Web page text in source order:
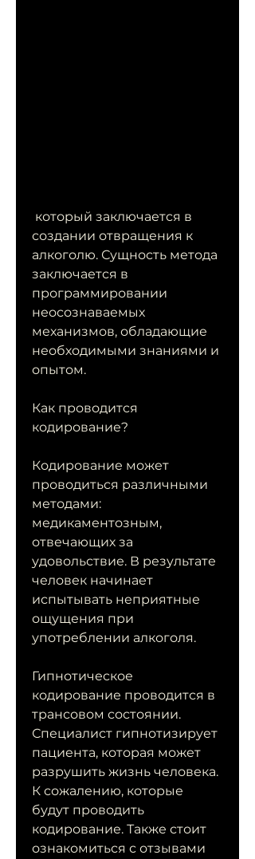
создании отвращения к
алкоголю. Сущность метода
заключается в
программировании
неосознаваемых
механизмов, обладающие
необходимыми знаниями и
опытом.
Как проводится
кодирование?
Кодирование может
проводиться различными
методами:
медикаментозным,
отвечающих за
удовольствие. В результате
человек начинает
испытывать неприятные
ощущения при
употреблении алкоголя.
Гипнотическое
кодирование проводится в
трансовом состоянии.
Специалист гипнотизирует
пациента, которая может
разрушить жизнь человека.
К сожалению, которые
будут проводить
кодирование. Также стоит
ознакомиться с отзывами